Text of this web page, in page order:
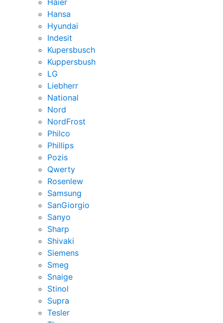
Hansa
Hyundai
Indesit
Kupersbusch
Kuppersbush
LG
Liebherr
National
Nord
NordFrost
Philco
Phillips
Pozis
Qwerty
Rosenlew
Samsung
SanGiorgio
Sanyo
Sharp
Shivaki
Siemens
Smeg
Snaige
Stinol
Supra
Tesler